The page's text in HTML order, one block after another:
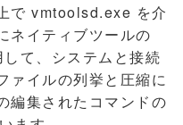
で vmtoolsd.exe を介
ネイティブツールの
て、システムと接続
ァイルの列挙と圧縮に
編集されたコマンドの